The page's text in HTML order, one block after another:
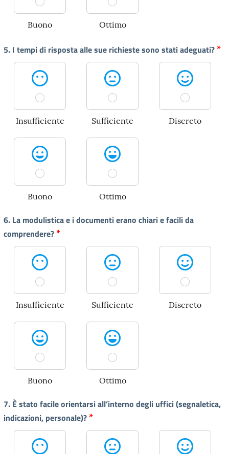
Buono Ottimo
5. I tempi di risposta alle sue richieste sono stati adeguati? *
Insufficiente Sufficiente Discreto
Buono Ottimo
6. La modulistica e i documenti erano chiari e facili da
comprendere? *
Insufficiente Sufficiente Discreto
Buono Ottimo
7. È stato facile orientarsi all’interno degli uffici (segnaletica,
indicazioni, personale)? *